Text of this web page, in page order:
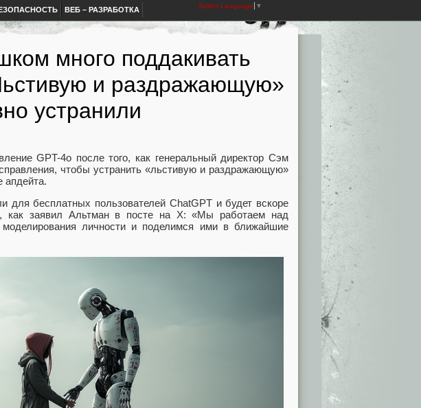
ВЕБ – РАЗРАБОТКА Select Language ▼
много поддакивать
и раздражающую»
устранили
GPT-4o после того, как генеральный директор Сэм
чтобы устранить «льстивую и раздражающую»
апдейта.
для бесплатных пользователей ChatGPT и будет вскоре
как заявил Альтман в посте на X: «Мы работаем над
личности и поделимся ими в ближайшие